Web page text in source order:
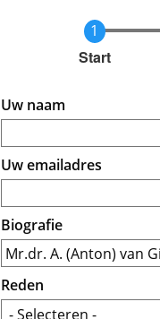
Huidige
Start
Uw naam
Uw emailadres
Biografie
Reden